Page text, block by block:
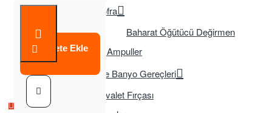
Sofra
Baharat Öğütücü Değirmen
Tasarruflu Ampuller
Temizlik ve Banyo Gereçleri
Tuvalet Fırçası
Sepete Ekle
Çok Satılan Ürün